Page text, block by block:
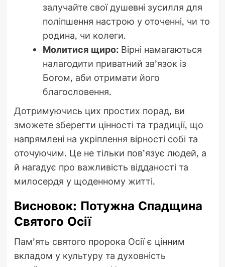
залучайте свої душевні зусилля для
поліпшення настрою у оточенні, чи то
родина, чи колеги.
Молитися щиро:Вірні намагаються
налагодити приватний зв’язок із
Богом, аби отримати його
благословення.
Дотримуючись цих простих порад, ви
зможете зберегти цінності та традиції, що
напрямлені на укріплення вірності собі та
оточуючим. Це не тільки пов’язує людей, а
й нагадує про важливість відданості та
милосердя у щоденному житті.
Висновок: Потужна Спадщина
Святого Осії
Пам’ять святого пророка Осії є цінним
вкладом у культуру та духовність